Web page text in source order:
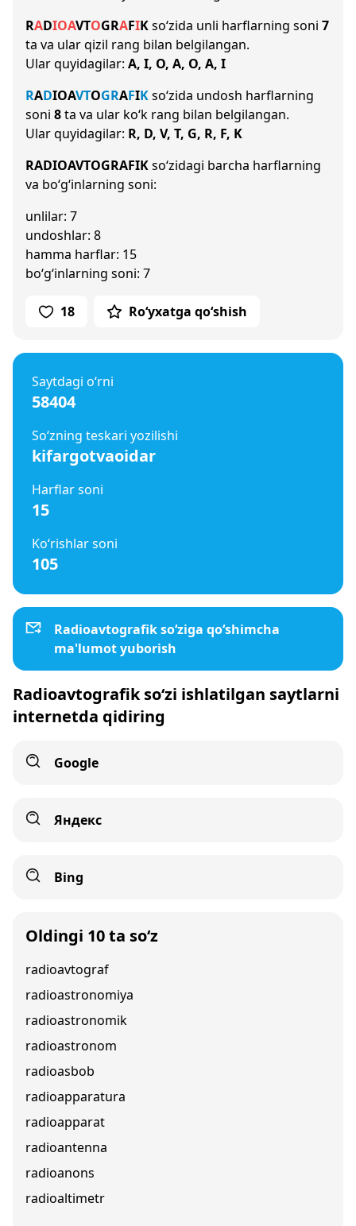
RADIOAVTOGRAFIKso‘zida unli harflarning soni 7
ta va ular qizil rang bilan belgilangan.
Ular quyidagilar: A, I, O, A, O, A, I
RADIOAVTOGRAFIKso‘zida undosh harflarning
soni 8ta va ular ko‘k rang bilan belgilangan.
Ular quyidagilar: R, D, V, T, G, R, F, K
RADIOAVTOGRAFIKso‘zidagi barcha harflarning
va bo‘g‘inlarning soni:
unlilar: 7
undoshlar: 8
hamma harflar: 15
bo‘g‘inlarning soni: 7
18 Ro‘yxatga qo‘shish
Saytdagi o‘rni
58404
So‘zning teskari yozilishi
kifargotvaoidar
Harflar soni
15
Ko‘rishlar soni
105
Radioavtografik so‘ziga qo‘shimcha
ma'lumot yuborish
Radioavtografik so‘zi ishlatilgan saytlarni
internetda qidiring
Google
Яндекс
Bing
Oldingi 10 ta so‘z
radioavtograf
radioastronomiya
radioastronomik
radioastronom
radioasbob
radioapparatura
radioapparat
radioantenna
radioanons
radioaltimetr